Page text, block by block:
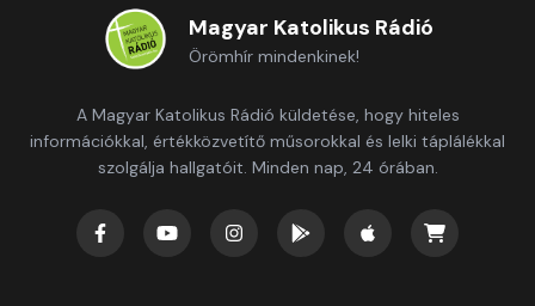
Magyar Katolikus Rádió
Örömhír mindenkinek!
A Magyar Katolikus Rádió küldetése, hogy hiteles
információkkal, értékközvetítő műsorokkal és lelki táplálékkal
szolgálja hallgatóit. Minden nap, 24 órában.